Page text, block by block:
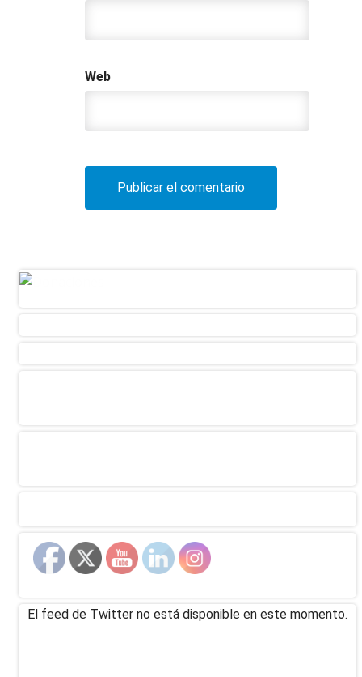
Web
El feed de Twitter no está disponible en este momento.